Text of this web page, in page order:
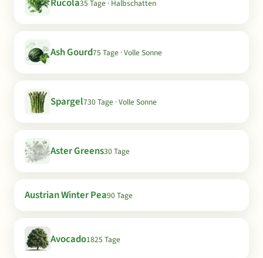
Rucola35 Tage · Halbschatten
Ash Gourd75 Tage · Volle Sonne
Spargel730 Tage · Volle Sonne
Aster Greens30 Tage
Austrian Winter Pea90 Tage
Avocado1825 Tage